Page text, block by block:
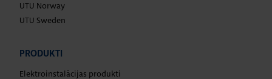
UTU Norway
UTU Sweden
PRODUKTI
Elektroinstalācijas produkti